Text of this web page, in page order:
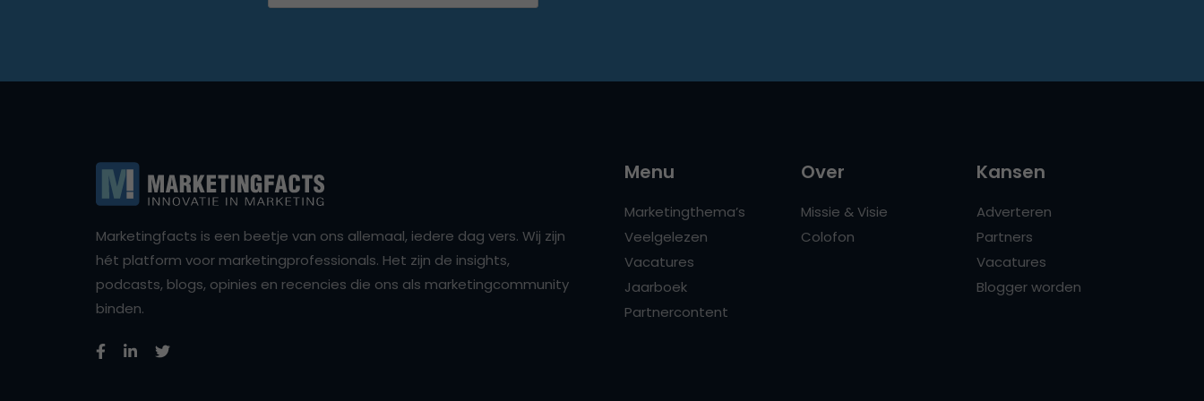
Marketingfacts is een beetje van ons allemaal, iedere dag vers. Wij zijn
hét platform voor marketingprofessionals. Het zijn de insights,
podcasts, blogs, opinies en recencies die ons als marketingcommunity
binden.
Menu
Marketingthema’s
Veelgelezen
Vacatures
Jaarboek
Partnercontent
Over
Missie & Visie
Colofon
Kansen
Adverteren
Partners
Vacatures
Blogger worden